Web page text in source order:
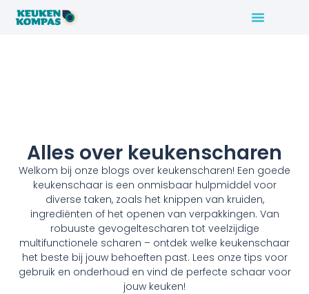
Alles over keukenscharen
Welkom bij onze blogs over keukenscharen! Een goede
keukenschaar is een onmisbaar hulpmiddel voor
diverse taken, zoals het knippen van kruiden,
ingrediënten of het openen van verpakkingen. Van
robuuste gevogeltescharen tot veelzijdige
multifunctionele scharen – ontdek welke keukenschaar
het beste bij jouw behoeften past. Lees onze tips voor
gebruik en onderhoud en vind de perfecte schaar voor
jouw keuken!